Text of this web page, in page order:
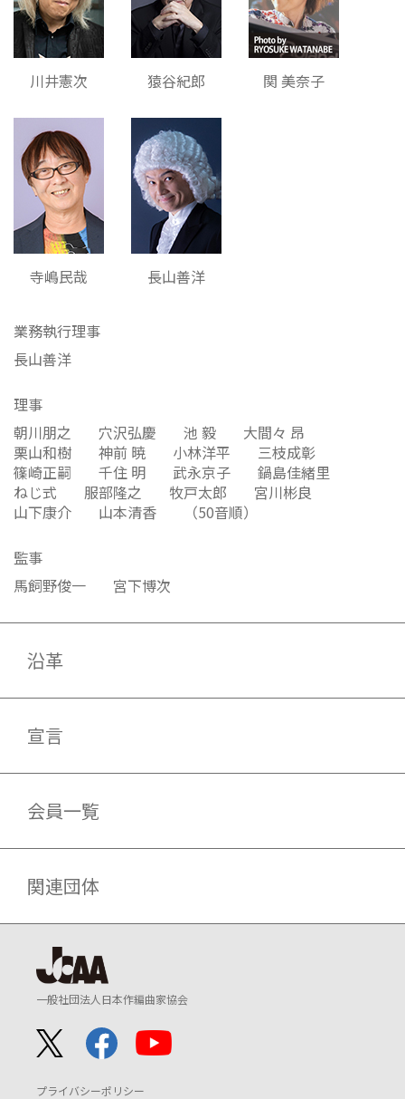
川井憲次 猿谷紀郎 関 美奈子
寺嶋民哉 長山善洋
業務執行理事
長山善洋
理事
朝川朋之
穴沢弘慶 池 毅
大間々 昂
栗山和樹
神前 暁 小林洋平
三枝成彰
篠崎正嗣
千住 明 武永京子
鍋島佳緒里
ねじ式
服部隆之 牧戸太郎
宮川彬良
山下康介
山本清香 （50音順）
監事
馬飼野俊一
宮下博次
沿革
宣言
会員一覧
関連団体
一般社団法人日本作編曲家協会
プライバシーポリシー